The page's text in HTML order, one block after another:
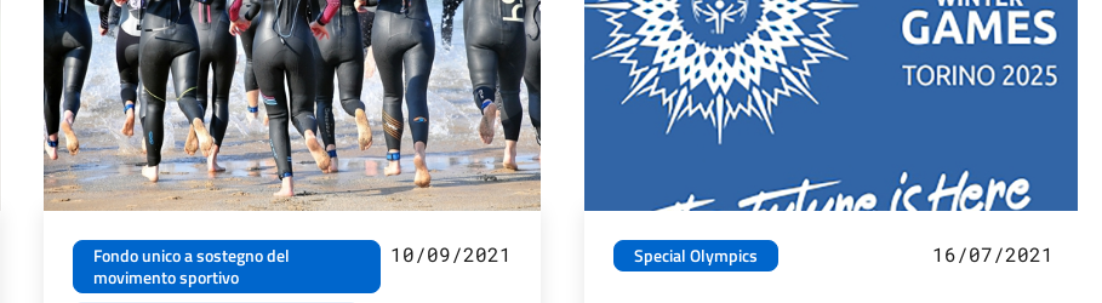
Fondo unico a sostegno del
movimento sportivo
10/09/2021 Special Olympics 16/07/2021